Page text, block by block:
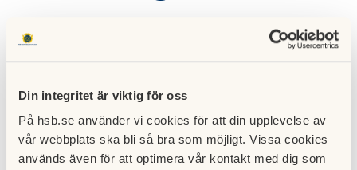
Din integritet är viktig för oss
På hsb.se använder vi cookies för att din upplevelse av
vår webbplats ska bli så bra som möjligt. Vissa cookies
används även för att optimera vår kontakt med dig som
som kabel-tv, bredband (samt fast avgift för telefoni).
Hushållsel
Du som boende i Runstenen behöver inte göra något eller
teckna några avtal vad gäller din el.